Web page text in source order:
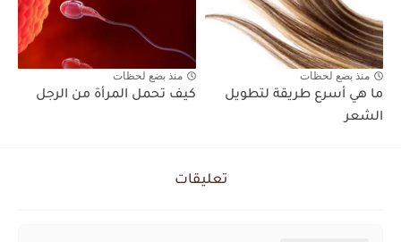
منذ بضع لحظات
ما هي أسرع طريقة لتطويل
الشعر
منذ بضع لحظات
كيف تحمل المرأة من الرجل
تعليقات